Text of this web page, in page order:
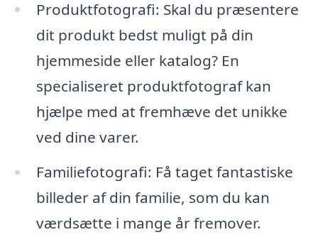
Produktfotografi: Skal du præsentere
dit produkt bedst muligt på din
hjemmeside eller katalog? En
specialiseret produktfotograf kan
hjælpe med at fremhæve det unikke
ved dine varer.
Familiefotografi: Få taget fantastiske
billeder af din familie, som du kan
værdsætte i mange år fremover.